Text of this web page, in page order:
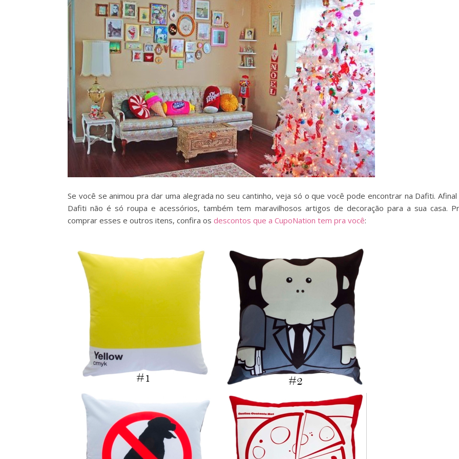
Se você se animou pra dar uma alegrada no seu cantinho, veja só o que você pode encontrar na Dafiti. Afinal
Dafiti não é só roupa e acessórios, também tem maravilhosos artigos de decoração para a sua casa.
comprar esses e outros itens, confira os descontos que a CupoNation tem pra você: